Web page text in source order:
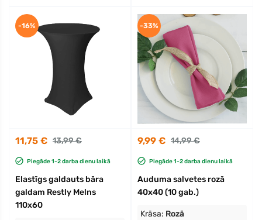
11,75 € 13,99 €
Piegāde 1-2 darba dienu laikā
Elastīgs galdauts bāra
galdam Restly Melns
110x60
-16%
9,99 € 14,99 €
Piegāde 1-2 darba dienu laikā
Auduma salvetes rozā
40x40 (10 gab.)
Krāsa: Rozā
-33%